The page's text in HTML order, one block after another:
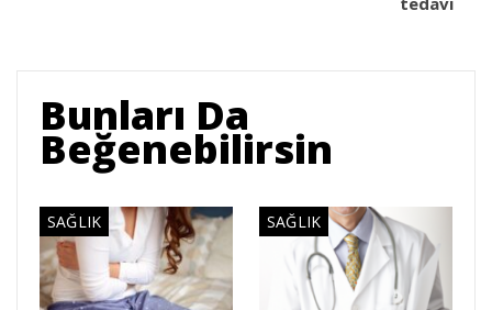
Bunları Da
Beğenebilirsin
SAĞLIK SAĞLIK